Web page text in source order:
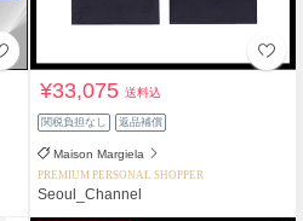
¥33,075送料込
関税負担なし 返品補償
Maison Margiela
PREMIUM PERSONAL SHOPPER
Seoul_Channel